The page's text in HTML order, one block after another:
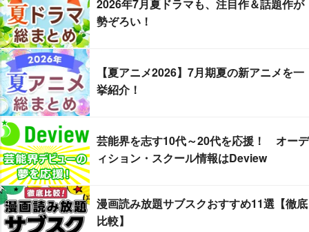
2026年7月夏ドラマも、注目作＆話題作が
勢ぞろい！
【夏アニメ2026】7月期夏の新アニメを一
挙紹介！
芸能界を志す10代～20代を応援！ オーデ
ィション・スクール情報はDeview
漫画読み放題サブスクおすすめ11選【徹底
比較】